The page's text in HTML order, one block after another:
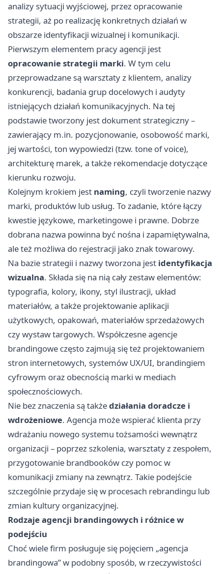
analizy sytuacji wyjściowej, przez opracowanie
strategii, aż po realizację konkretnych działań w
obszarze identyfikacji wizualnej i komunikacji.
Pierwszym elementem pracy agencji jest
opracowanie strategii marki. W tym celu
przeprowadzane są warsztaty z klientem, analizy
konkurencji, badania grup docelowych i audyty
istniejących działań komunikacyjnych. Na tej
podstawie tworzony jest dokument strategiczny –
zawierający m.in. pozycjonowanie, osobowość marki,
jej wartości, ton wypowiedzi (tzw. tone of voice),
architekturę marek, a także rekomendacje dotyczące
kierunku rozwoju.
Kolejnym krokiem jest naming, czyli tworzenie nazwy
marki, produktów lub usług. To zadanie, które łączy
kwestie językowe, marketingowe i prawne. Dobrze
dobrana nazwa powinna być nośna i zapamiętywalna,
ale też możliwa do rejestracji jako znak towarowy.
Na bazie strategii i nazwy tworzona jest identyfikacja
wizualna. Składa się na nią cały zestaw elementów:
typografia, kolory, ikony, styl ilustracji, układ
materiałów, a także projektowanie aplikacji
użytkowych, opakowań, materiałów sprzedażowych
czy wystaw targowych. Współczesne agencje
brandingowe często zajmują się też projektowaniem
stron internetowych, systemów UX/UI, brandingiem
cyfrowym oraz obecnością marki w mediach
społecznościowych.
Nie bez znaczenia są takżedziałania doradcze i
wdrożeniowe. Agencja może wspierać klienta przy
wdrażaniu nowego systemu tożsamości wewnątrz
organizacji – poprzez szkolenia, warsztaty z zespołem,
przygotowanie brandbooków czy pomoc w
komunikacji zmiany na zewnątrz. Takie podejście
szczególnie przydaje się w procesach rebrandingu lub
zmian kultury organizacyjnej.
Rodzaje agencji brandingowych i różnice w
podejściu
Choć wiele firm posługuje się pojęciem „agencja
brandingowa” w podobny sposób, w rzeczywistości